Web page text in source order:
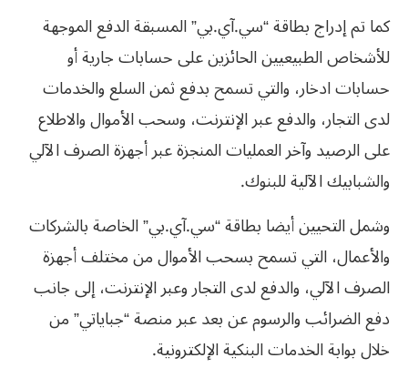
كما تم إدراج بطاقة “سي.آي.بي” المسبقة الدفع الموجهة
للأشخاص الطبيعيين الحائزين على حسابات جارية أو
حسابات ادخار، والتي تسمح بدفع ثمن السلع والخدمات
لدى التجار، والدفع عبر الإنترنت، وسحب الأموال والاطلاع
على الرصيد وآخر العمليات المنجزة عبر أجهزة الصرف الآلي
والشبابيك الآلية للبنوك.
وشمل التحيين أيضا بطاقة “سي.آي.بي” الخاصة بالشركات
والأعمال، التي تسمح بسحب الأموال من مختلف أجهزة
الصرف الآلي، والدفع لدى التجار وعبر الإنترنت، إلى جانب
دفع الضرائب والرسوم عن بعد عبر منصة “جباياتي” من
خلال بوابة الخدمات البنكية الإلكترونية.